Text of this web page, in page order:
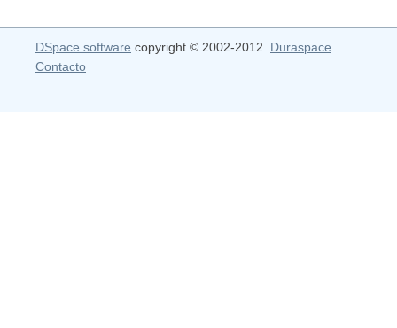
DSpace software copyright © 2002-2012 Duraspace
Contacto